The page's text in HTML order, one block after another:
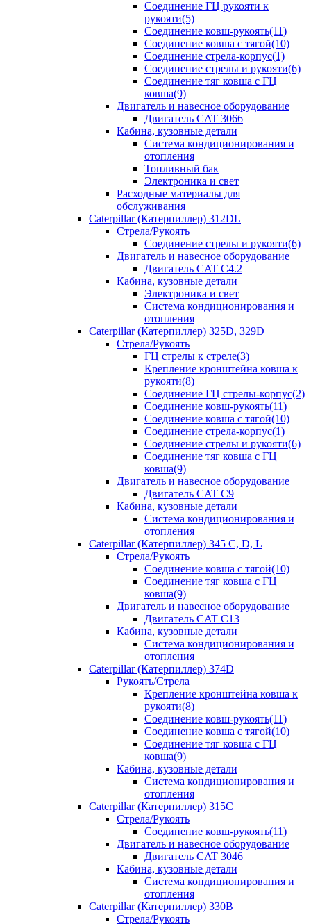
Соединение ГЦ рукояти к
рукояти(5)
Соединение ковш-рукоять(11)
Соединение ковша с тягой(10)
Соединение стрела-корпус(1)
Соединение стрелы и рукояти(6)
Соединение тяг ковша с ГЦ
ковша(9)
Двигатель и навесное оборудование
Двигатель CAT 3066
Кабина, кузовные детали
Система кондиционирования и
отопления
Топливный бак
Электроника и свет
Расходные материалы для
обслуживания
Caterpillar (Катерпиллер) 312DL
Стрела/Рукоять
Соединение стрелы и рукояти(6)
Двигатель и навесное оборудование
Двигатель CAT С4.2
Кабина, кузовные детали
Электроника и свет
Система кондиционирования и
отопления
Caterpillar (Катерпиллер) 325D, 329D
Стрела/Рукоять
ГЦ стрелы к стреле(3)
Крепление кронштейна ковша к
рукояти(8)
Соединение ГЦ стрелы-корпус(2)
Соединение ковш-рукоять(11)
Соединение ковша с тягой(10)
Соединение стрела-корпус(1)
Соединение стрелы и рукояти(6)
Соединение тяг ковша с ГЦ
ковша(9)
Двигатель и навесное оборудование
Двигатель CAT C9
Кабина, кузовные детали
Система кондиционирования и
отопления
Caterpillar (Катерпиллер) 345 C, D, L
Стрела/Рукоять
Соединение ковша с тягой(10)
Соединение тяг ковша с ГЦ
ковша(9)
Двигатель и навесное оборудование
Двигатель CAT C13
Кабина, кузовные детали
Система кондиционирования и
отопления
Caterpillar (Катерпиллер) 374D
Рукоять/Стрела
Крепление кронштейна ковша к
рукояти(8)
Соединение ковш-рукоять(11)
Соединение ковша с тягой(10)
Соединение тяг ковша с ГЦ
ковша(9)
Кабина, кузовные детали
Система кондиционирования и
отопления
Caterpillar (Катерпиллер) 315C
Стрела/Рукоять
Соединение ковш-рукоять(11)
Двигатель и навесное оборудование
Двигатель CAT 3046
Кабина, кузовные детали
Система кондиционирования и
отопления
Caterpillar (Катерпиллер) 330B
Стрела/Рукоять